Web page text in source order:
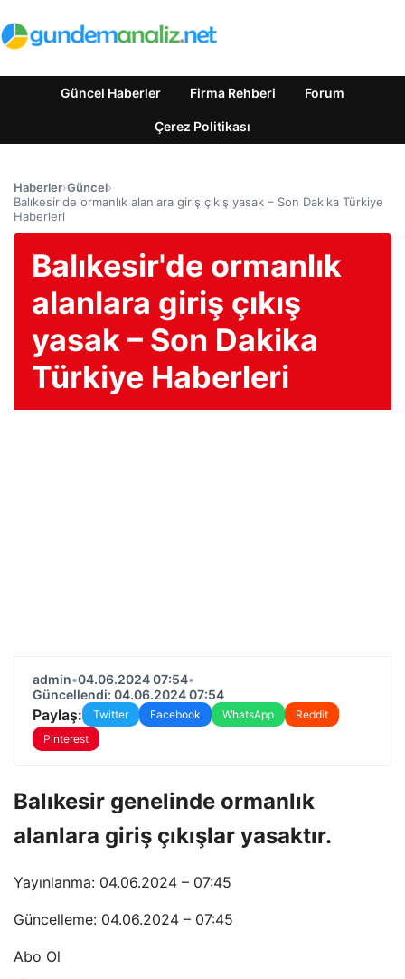
Güncel Haberler Firma Rehberi Forum
Çerez Politikası
Haberler›Güncel›
Balıkesir'de ormanlık alanlara giriş çıkış yasak – Son Dakika Türkiye
Haberleri
Balıkesir'de ormanlık
alanlara giriş çıkış
yasak – Son Dakika
Türkiye Haberleri
admin•04.06.2024 07:54•
Güncellendi: 04.06.2024 07:54
Paylaş: Twitter Facebook WhatsApp
Reddit
Pinterest
Balıkesir genelinde ormanlık
alanlara giriş çıkışlar yasaktır.
Yayınlanma: 04.06.2024 – 07:45
Güncelleme: 04.06.2024 – 07:45
Abo Ol